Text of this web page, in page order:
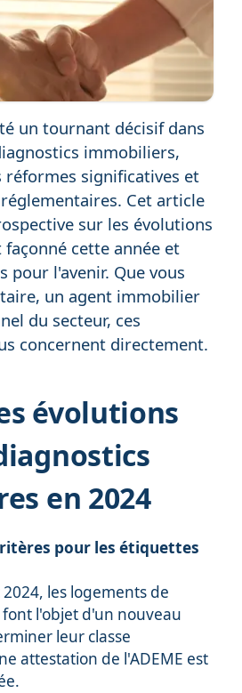
un tournant décisif dans
immobiliers,
réformes significatives et
Cet article
sur les évolutions
cette année et
pour l'avenir. Que vous
un agent immobilier
du secteur, ces
concernent directement.
évolutions
en 2024
pour les étiquettes
les logements de
font l'objet d'un nouveau
leur classe
attestation de l'ADEME est